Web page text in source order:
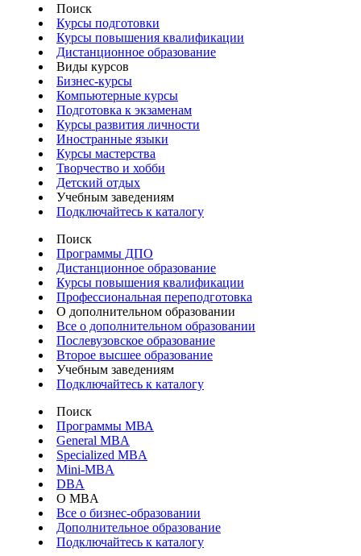
Поиск
Курсы подготовки
Курсы повышения квалификации
Дистанционное образование
Виды курсов
Бизнес-курсы
Компьютерные курсы
Подготовка к экзаменам
Курсы развития личности
Иностранные языки
Курсы мастерства
Творчество и хобби
Детский отдых
Учебным заведениям
Подключайтесь к каталогу
Поиск
Программы ДПО
Дистанционное образование
Курсы повышения квалификации
Профессиональная переподготовка
О дополнительном образовании
Все о дополнительном образовании
Послевузовское образование
Второе высшее образование
Учебным заведениям
Подключайтесь к каталогу
Поиск
Программы МВА
General MBA
Specialized MBA
Mini-MBA
DBA
О MBA
Все о бизнес-образовании
Дополнительное образование
Подключайтесь к каталогу